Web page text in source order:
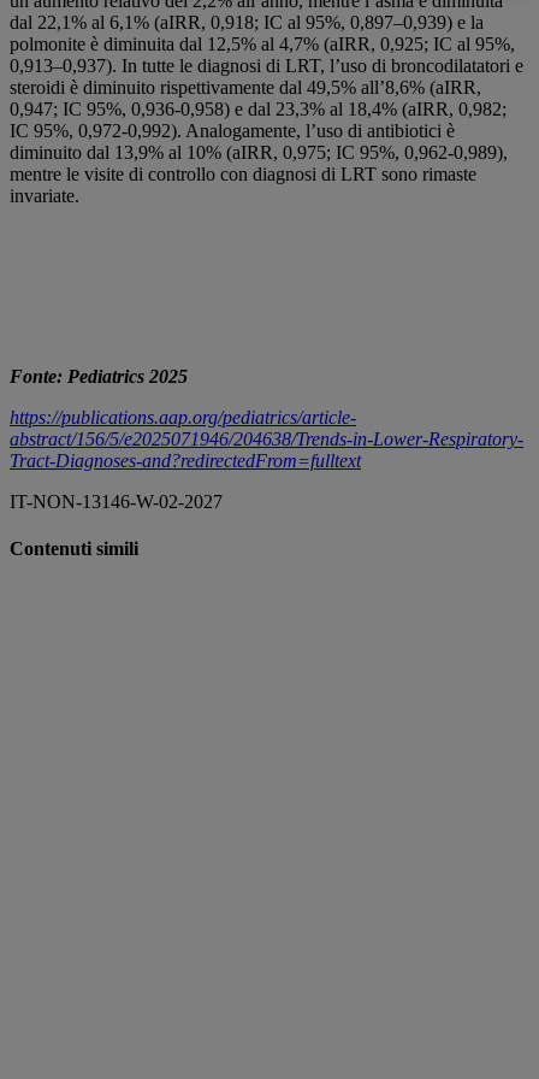
dal 22,1% al 6,1% (aIRR, 0,918; IC al 95%, 0,897–0,939) e la
polmonite è diminuita dal 12,5% al 4,7% (aIRR, 0,925; IC al 95%,
0,913–0,937). In tutte le diagnosi di LRT, l’uso di broncodilatatori e
steroidi è diminuito rispettivamente dal 49,5% all’8,6% (aIRR,
0,947; IC 95%, 0,936-0,958) e dal 23,3% al 18,4% (aIRR, 0,982;
IC 95%, 0,972-0,992). Analogamente, l’uso di antibiotici è
diminuito dal 13,9% al 10% (aIRR, 0,975; IC 95%, 0,962-0,989),
mentre le visite di controllo con diagnosi di LRT sono rimaste
invariate.
Fonte: Pediatrics 2025
https://publications.aap.org/pediatrics/article-
abstract/156/5/e2025071946/204638/Trends-in-Lower-Respiratory-
Tract-Diagnoses-and?redirectedFrom=fulltext
IT-NON-13146-W-02-2027
Contenuti simili